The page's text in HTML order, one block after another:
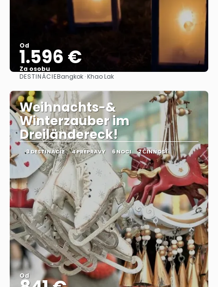
Od
1.596 €
Za osobu
Pozrieť sa
DESTINÁCIEBangkok · Khao Lak
Weihnachts-&
Winterzauber im
Dreiländereck!
3 DESTINÁCIE 4 PREPRAVY 6 NOCI 2 ČINNOSŤ
Od